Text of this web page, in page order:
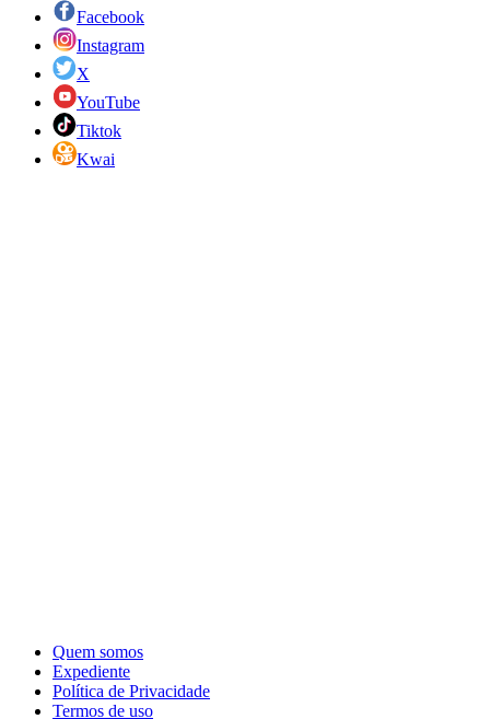
Facebook
Instagram
X
YouTube
Tiktok
Kwai
Quem somos
Expediente
Política de Privacidade
Termos de uso